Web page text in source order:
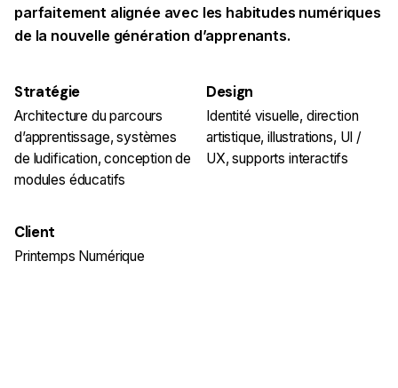
parfaitement alignée avec les habitudes numériques
de la nouvelle génération d’apprenants.
Stratégie
Architecture du parcours
d’apprentissage, systèmes
de ludification, conception de
modules éducatifs
Design
Identité visuelle, direction
artistique, illustrations, UI /
UX, supports interactifs
Client
Printemps Numérique